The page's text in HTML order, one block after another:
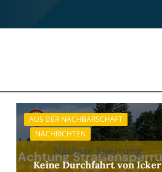
AUS DER NACHBARSCHAFT
NACHRICHTEN
Nächste Sperrung
Keine Durchfahrt von Icker